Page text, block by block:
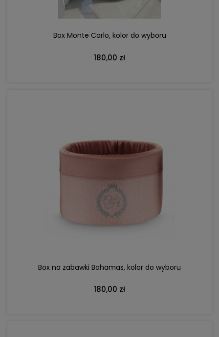
Box Monte Carlo, kolor do wyboru
180,00 zł
Box na zabawki Bahamas, kolor do wyboru
180,00 zł
DO KOSZYKA